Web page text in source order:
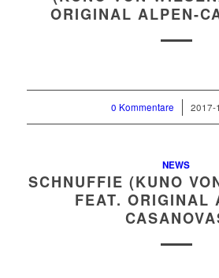
ORIGINAL ALPEN-
0 Kommentare
/ 2017-
NEWS
SCHNUFFIE (KUNO
FEAT. ORIGINAL